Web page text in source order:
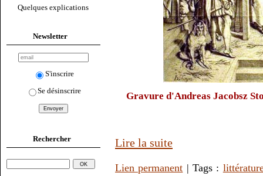
Quelques explications
Newsletter
S'inscrire
Se désinscrire
Rechercher
Gravure d'Andreas Jacobsz
Lire la suite
Lien permanent | Tags :